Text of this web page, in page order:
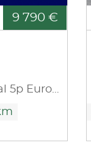
9 790 €
1.1 85ch Essential 5p Euro6.2